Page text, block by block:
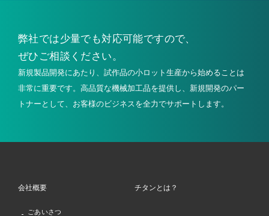
弊社では少量でも対応可能ですので、
ぜひご相談ください。
新規製品開発にあたり、試作品の小ロット生産から始めることは
非常に重要です。高品質な機械加工品を提供し、新規開発のパー
トナーとして、お客様のビジネスを全力でサポートします。
会社概要
ごあいさつ
チタンとは？